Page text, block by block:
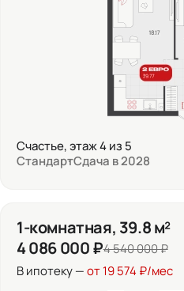
Счастье, этаж 4 из 5
СтандартСдача в 2028
1-комнатная, 39.8 м²
4 086 000 ₽4 540 000 ₽
В ипотеку —от 19 574 ₽/мес